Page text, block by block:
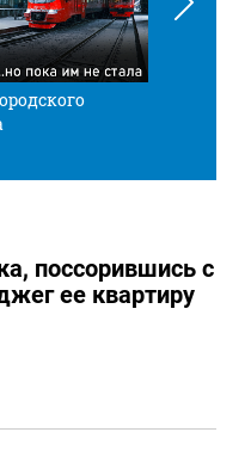
поссорившись с
ее квартиру